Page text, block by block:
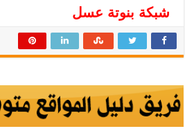
شبكة بنوتة عسل